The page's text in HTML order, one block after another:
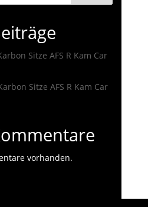
Sitze AFS R Kam Car
Sitze AFS R Kam Car
vorhanden.